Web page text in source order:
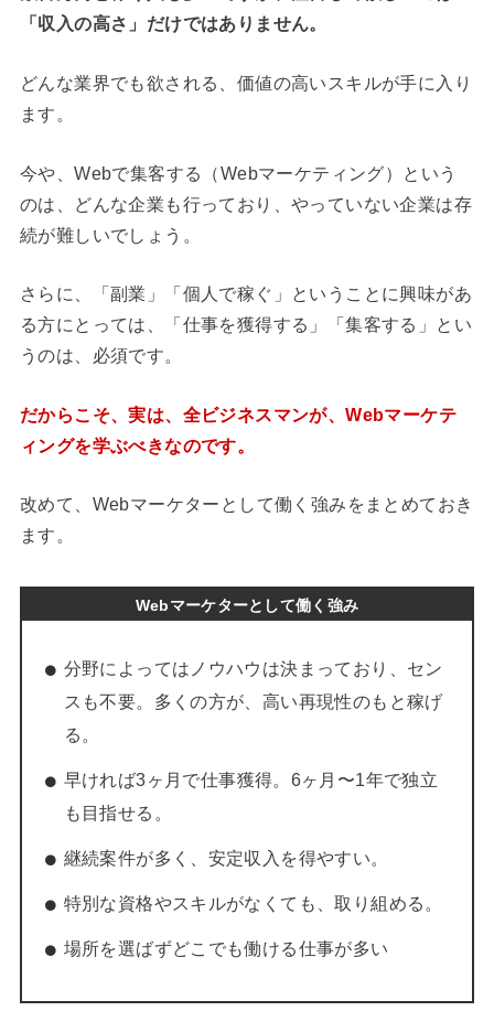
「収入の高さ」だけではありません。
どんな業界でも欲される、価値の高いスキルが手に入り
ます。
今や、Webで集客する（Webマーケティング）という
のは、どんな企業も行っており、やっていない企業は存
続が難しいでしょう。
さらに、「副業」「個人で稼ぐ」ということに興味があ
る方にとっては、「仕事を獲得する」「集客する」とい
うのは、必須です。
だからこそ、実は、全ビジネスマンが、Webマーケテ
ィングを学ぶべきなのです。
改めて、Webマーケターとして働く強みをまとめておき
ます。
Webマーケターとして働く強み
分野によってはノウハウは決まっており、セン
スも不要。多くの方が、高い再現性のもと稼げ
る。
早ければ3ヶ月で仕事獲得。6ヶ月〜1年で独立
も目指せる。
継続案件が多く、安定収入を得やすい。
特別な資格やスキルがなくても、取り組める。
場所を選ばずどこでも働ける仕事が多い